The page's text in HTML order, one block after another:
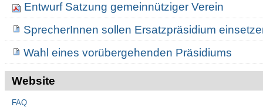
Entwurf Satzung gemeinnütziger Verein
SprecherInnen sollen Ersatzpräsidium
Wahl eines vorübergehenden Präsidiums
Website
FAQ